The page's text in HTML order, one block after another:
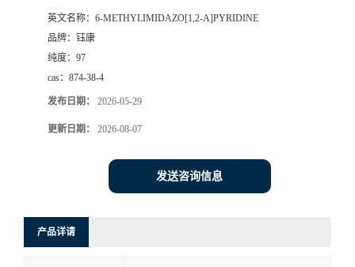
英文名称： 6-METHYLIMIDAZO[1,2-A]PYRIDINE
品牌： 钰康
纯度： 97
cas： 874-38-4
发布日期： 2026-05-29
更新日期： 2026-08-07
发送咨询信息
产品详请